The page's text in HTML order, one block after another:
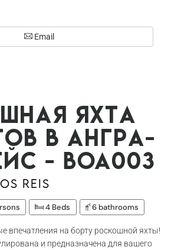
яхта
в Ангра-
- Boa003
Reis
4 Beds 6 bathrooms
впечатления на борту роскошной яхты!
и предназначена для вашего
Email